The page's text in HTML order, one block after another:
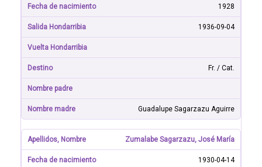
1928
1936-09-04
Fr. / Cat.
Guadalupe Sagarzazu Aguirre
Zumalabe Sagarzazu, José María
1930-04-14